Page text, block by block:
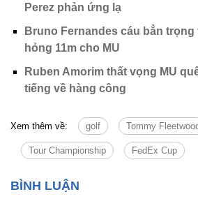
Perez phản ứng lạ
Bruno Fernandes cáu bẳn trọng
hỏng 11m cho MU
Ruben Amorim thất vọng MU
tiếng về hàng công
Xem thêm về: golf Tommy
Tour Championship FedEx Cup